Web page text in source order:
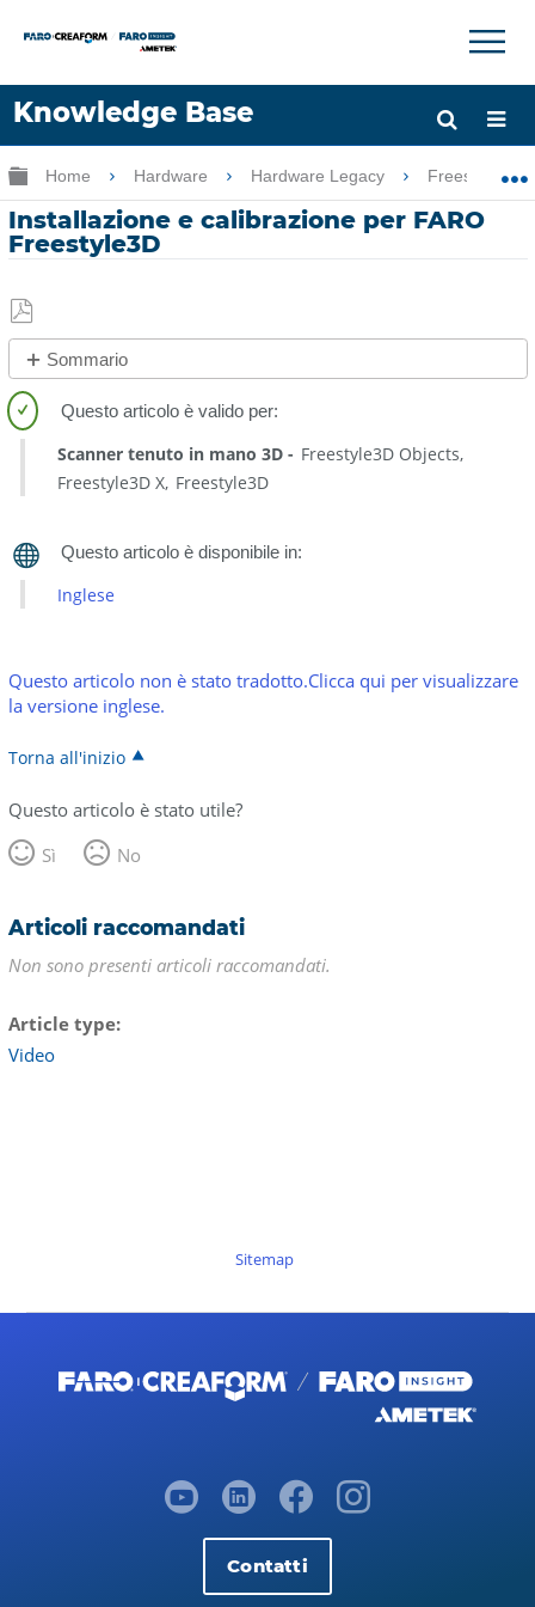
Knowledge Base
Lingua
Chiedere aiuto Accesso
×
Ingrandisci/riduci gerarchia globale
Home Hardware Hardware Legacy Freestyle
Installazione e calibrazione per FARO
Freestyle3D
Salva
come
PDF
Sommario
No
intestazioni
Scanner tenuto in mano 3D
Freestyle3D Objects
Freestyle3D X Freestyle3D
Inglese
Questo articolo non è stato tradotto.Clicca qui per visualizzare
la versione inglese.
Torna all'inizio
Questo articolo è stato utile?
Sì
No
Articoli raccomandati
Non sono presenti articoli raccomandati.
Article type
Video
Sitemap
Contatti